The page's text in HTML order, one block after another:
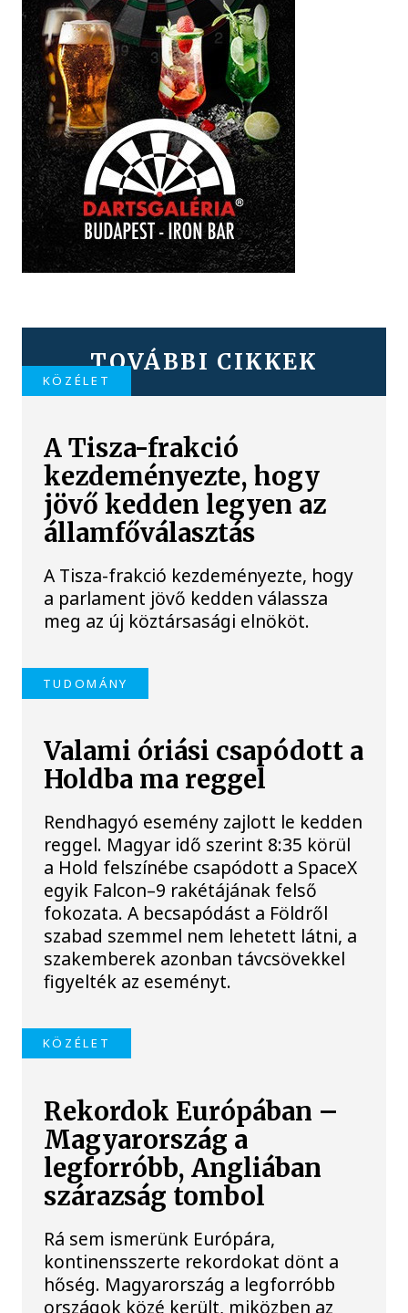
TOVÁBBI CIKKEK
KÖZÉLET
A Tisza-frakció
kezdeményezte, hogy
jövő kedden legyen az
államfőválasztás
A Tisza-frakció kezdeményezte, hogy
a parlament jövő kedden válassza
meg az új köztársasági elnököt.
TUDOMÁNY
Valami óriási csapódott a
Holdba ma reggel
Rendhagyó esemény zajlott le kedden
reggel. Magyar idő szerint 8:35 körül
a Hold felszínébe csapódott a SpaceX
egyik Falcon–9 rakétájának felső
fokozata. A becsapódást a Földről
szabad szemmel nem lehetett látni, a
szakemberek azonban távcsövekkel
figyelték az eseményt.
KÖZÉLET
Rekordok Európában –
Magyarország a
legforróbb, Angliában
szárazság tombol
Rá sem ismerünk Európára,
kontinensszerte rekordokat dönt a
hőség. Magyarország a legforróbb
országok közé került, miközben az